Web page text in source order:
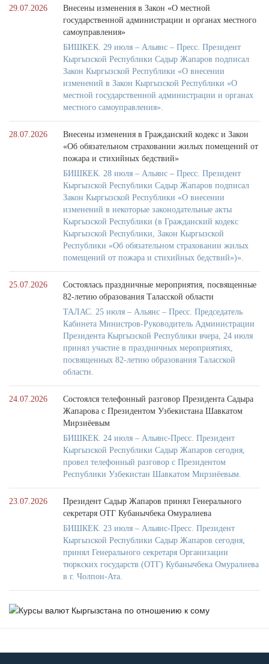
29.07.2026
Внесены изменения в Закон «О местной
государственной администрации и органах местного
самоуправления»
БИШКЕК. 29 июля – Альянс – Пресс. Президент
Кыргызской Республики Садыр Жапаров подписал
Закон Кыргызской Республики «О внесении
изменений в Закон Кыргызской Республики «О
местной государственной администрации и органах
местного самоуправления».
28.07.2026
Внесены изменения в Гражданский кодекс и Закон
«Об обязательном страховании жилых помещений от
пожара и стихийных бедствий»
БИШКЕК. 28 июля – Альянс – Пресс. Президент
Кыргызской Республики Садыр Жапаров подписал
Закон Кыргызской Республики «О внесении
изменений в некоторые законодательные акты
Кыргызской Республики (в Гражданский кодекс
Кыргызской Республики, Закон Кыргызской
Республики «Об обязательном страховании жилых
помещений от пожара и стихийных бедствий»)».
25.07.2026
Состоялась праздничные мероприятия, посвященные
82-летию образования Таласской области
ТАЛАС. 25 июля – Альянс – Пресс. Председатель
Кабинета Министров-Руководитель Администрации
Президента Кыргызской Республики вчера, 24 июля
принял участие в праздничных мероприятиях,
посвященных 82-летию образования Таласской
области.
24.07.2026
Состоялся телефонный разговор Президента Садыра
Жапарова с Президентом Узбекистана Шавкатом
Мирзиёевым
БИШКЕК. 24 июля – Альянс-Пресс. Президент
Кыргызской Республики Садыр Жапаров сегодня,
провел телефонный разговор с Президентом
Республики Узбекистан Шавкатом Мирзиёевым.
23.07.2026
Президент Садыр Жапаров принял Генерального
секретаря ОТГ Кубанычбека Омуралиева
БИШКЕК. 23 июля – Альянс-Пресс. Президент
Кыргызской Республики Садыр Жапаров сегодня,
принял Генерального секретаря Организации
тюркских государств (ОТГ) Кубанычбека Омуралиева
в г. Чолпон-Ата.